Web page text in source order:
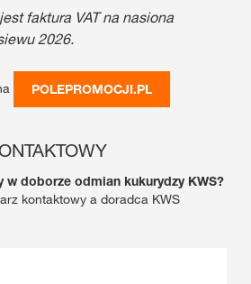
faktura VAT na nasiona
2026.
POLEPROMOCJI.PL
w doborze odmian kukurydzy KWS?
kontaktowy a doradca KWS